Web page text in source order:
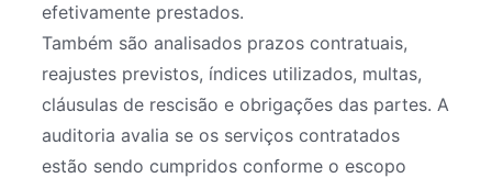
efetivamente prestados.
Também são analisados prazos contratuais,
reajustes previstos, índices utilizados, multas,
cláusulas de rescisão e obrigações das partes. A
auditoria avalia se os serviços contratados
estão sendo cumpridos conforme o escopo